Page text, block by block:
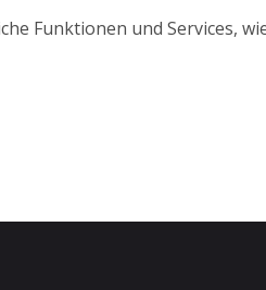
Funktionen und Services,